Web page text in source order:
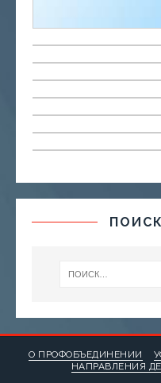
О ПРОФОБЪЕДИНЕНИИ
НАПРАВЛЕНИЯ